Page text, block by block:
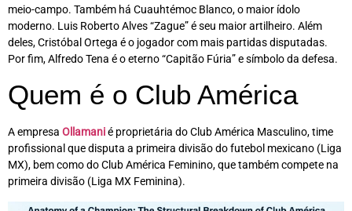
meio-campo. Também há Cuauhtémoc Blanco, o maior ídolo
moderno. Luis Roberto Alves “Zague” é seu maior artilheiro. Além
deles, Cristóbal Ortega é o jogador com mais partidas disputadas.
Por fim, Alfredo Tena é o eterno “Capitão Fúria” e símbolo da defesa.
Quem é o Club América
A empresa Ollamanié proprietária do Club América Masculino, time
profissional que disputa a primeira divisão do futebol mexicano (Liga
MX), bem como do Club América Feminino, que também compete na
primeira divisão (Liga MX Feminina).